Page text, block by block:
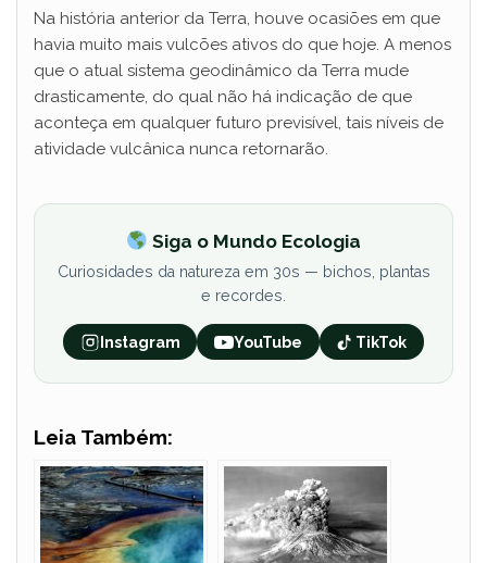
Na história anterior da Terra, houve ocasiões em que
havia muito mais vulcões ativos do que hoje. A menos
que o atual sistema geodinâmico da Terra mude
drasticamente, do qual não há indicação de que
aconteça em qualquer futuro previsível, tais níveis de
atividade vulcânica nunca retornarão.
Siga o Mundo Ecologia
Curiosidades da natureza em 30s — bichos, plantas
e recordes.
Instagram YouTube TikTok
Leia Também: